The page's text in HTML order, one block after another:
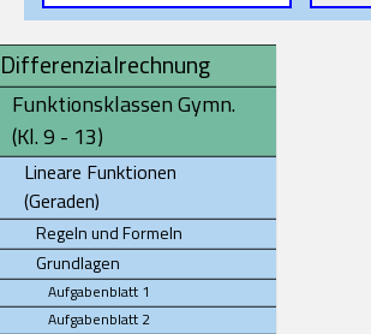
Differenzialrechnung
Funktionsklassen Gymn.
(Kl. 9 - 13)
Lineare Funktionen
(Geraden)
Regeln und Formeln
Grundlagen
Aufgabenblatt 1
Aufgabenblatt 2